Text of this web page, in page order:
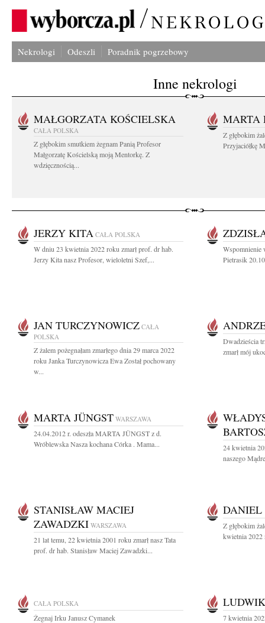
Nekrologi Odeszli Poradnik pogrzebowy
Inne nekrologi
MAŁGORZATA KOŚCIELSKA
CAŁA POLSKA
Z głębokim smutkiem żegnam Panią Profesor
Małgorzatę Kościelską moją Mentorkę. Z
wdzięcznością...
MARTA
Z głębokim
Przyjaciółkę
JERZY KITA CAŁA POLSKA
W dniu 23 kwietnia 2022 roku zmarł prof. dr hab.
Jerzy Kita nasz Profesor, wieloletni Szef,...
Wspomnienie
Pietrasik
JAN TURCZYNOWICZ CAŁA
POLSKA
Z żalem pożegnałam zmarłego dnia 29 marca 2022
roku Janka Turczynowicza Ewa Został pochowany
w...
Dwadzieścia
zmarł mój
MARTA JÜNGST WARSZAWA
24.04.2012 r. odeszła MARTA JÜNGST z d.
Wróblewska Nasza kochana Córka . Mama...
24 kwietnia
naszego
STANISŁAW MACIEJ
ZAWADZKI WARSZAWA
21 lat temu, 22 kwietnia 2001 roku zmarł nasz Tata
prof. dr hab. Stanisław Maciej Zawadzki...
DANIEL
Z głębokim
kwietnia 2022
CAŁA POLSKA
Żegnaj Irku Janusz Cymanek
7 kwietnia